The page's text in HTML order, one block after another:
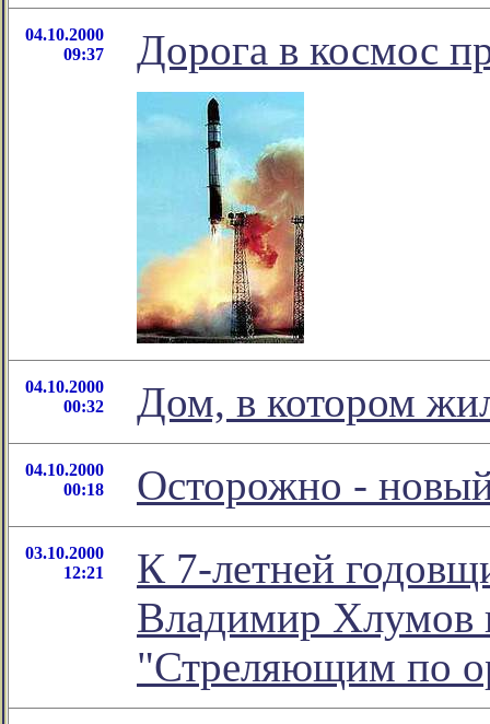
04.10.2000
09:37
Дорога в космос
04.10.2000
00:32
Дом, в котором
04.10.2000
00:18
Осторожно -
03.10.2000
12:21
К 7-летней
Владимир Хлумов
"Стреляющим по